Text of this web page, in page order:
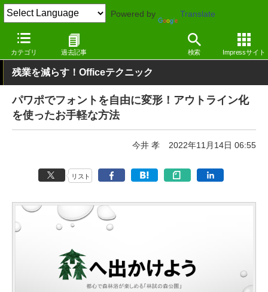
Powered by Translate
カテゴリ 過去記事 検索 Impressサイト
窓の杜 オフィス・ドキュメント Windows
残業を減らす！Officeテクニック
パワポでフォントを自由に変形！アウトライン化
を使ったお手軽な方法
今井 孝 2022年11月14日 06:55
リスト